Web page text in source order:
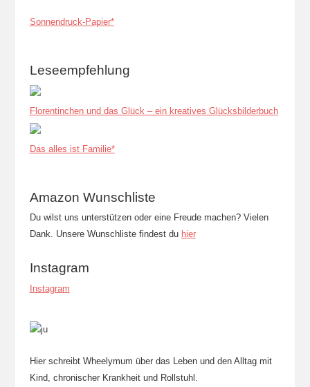
Sonnendruck-Papier*
Leseempfehlung
Florentinchen und das Glück – ein kreatives Glücksbilderbuch
Das alles ist Familie*
Amazon Wunschliste
Du wilst uns unterstützen oder eine Freude machen? Vielen
Dank. Unsere Wunschliste findest du hier
Instagram
Instagram
Hier schreibt Wheelymum über das Leben und den Alltag mit
Kind, chronischer Krankheit und Rollstuhl.